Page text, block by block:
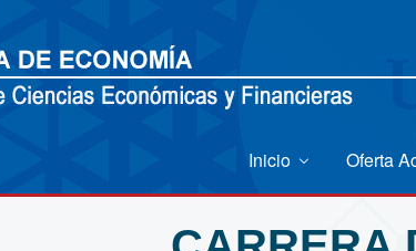
Inicio Oferta